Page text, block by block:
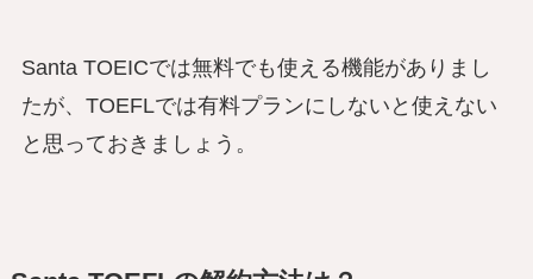
Santa TOEICでは無料でも使える機能がありまし
たが、TOEFLでは有料プランにしないと使えない
と思っておきましょう。